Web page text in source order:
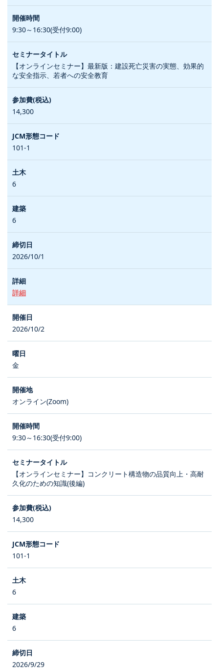
9:30～16:30(受付9:00)
【オンラインセミナー】最新版：建設死亡災害の実態、効果的
な安全指示、若者への安全教育
14,300
101-1
6
6
2026/10/1
詳細
2026/10/2
金
オンライン(Zoom)
9:30～16:30(受付9:00)
【オンラインセミナー】コンクリート構造物の品質向上・高耐
久化のための知識(後編)
14,300
101-1
6
6
2026/9/29